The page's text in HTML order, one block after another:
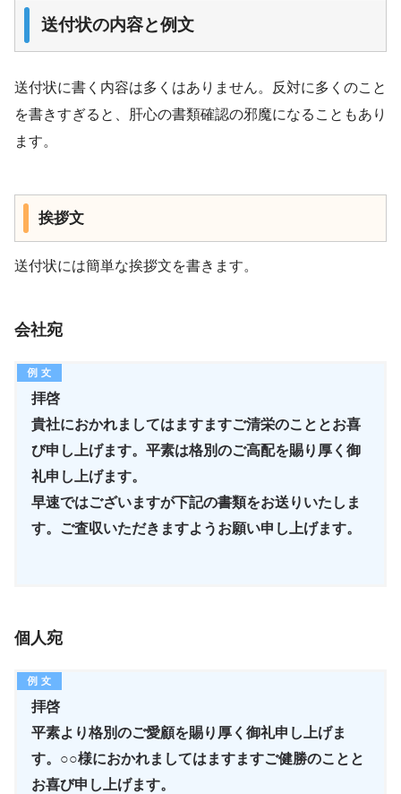
送付状の内容と例文
送付状に書く内容は多くはありません。反対に多くのこと
を書きすぎると、肝心の書類確認の邪魔になることもあり
ます。
挨拶文
送付状には簡単な挨拶文を書きます。
会社宛
拝啓
貴社におかれましてはますますご清栄のこととお喜
び申し上げます。平素は格別のご高配を賜り厚く御
礼申し上げます。
早速ではございますが下記の書類をお送りいたしま
す。ご査収いただきますようお願い申し上げます。
個人宛
拝啓
平素より格別のご愛顧を賜り厚く御礼申し上げま
す。○○様におかれましてはますますご健勝のことと
お喜び申し上げます。